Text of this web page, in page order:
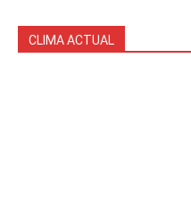
CLIMA ACTUAL